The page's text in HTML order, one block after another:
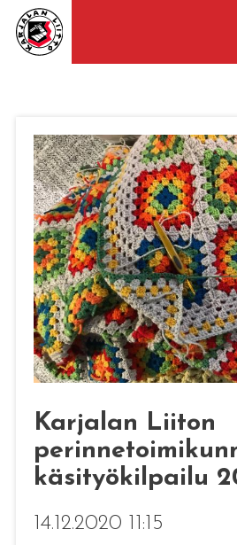
Karjalan Liiton
käsityökilpailu
14.12.2020 11:15